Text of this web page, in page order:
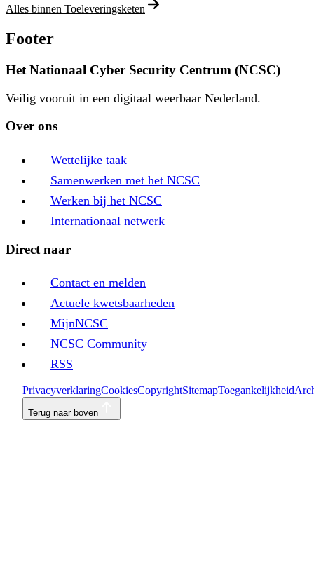
Alles binnen Toeleveringsketen
Footer
Het Nationaal Cyber Security Centrum (NCSC)
Veilig vooruit in een digitaal weerbaar Nederland.
Over ons
Wettelijke taak
Samenwerken met het NCSC
Werken bij het NCSC
Internationaal netwerk
Direct naar
Contact en melden
Actuele kwetsbaarheden
MijnNCSC
NCSC Community
RSS
PrivacyverklaringCookiesCopyrightSitemapToegankelijkheid
Terug naar boven